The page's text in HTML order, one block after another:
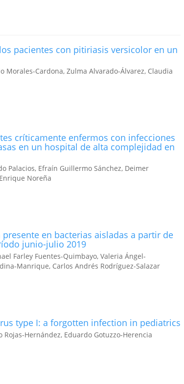
pacientes con pitiriasis versicolor en un
Morales-Cardona, Zulma Alvarado-Álvarez, Claudia
críticamente enfermos con infecciones
en un hospital de alta complejidad en
Palacios, Efraín Guillermo Sánchez, Deimer
Noreña
en bacterias aisladas a partir de
junio-julio 2019
Farley Fuentes-Quimbayo, Valeria Ángel-
Manrique, Carlos Andrés Rodríguez-Salazar
type I: a forgotten infection in pediatrics
Rojas-Hernández, Eduardo Gotuzzo-Herencia